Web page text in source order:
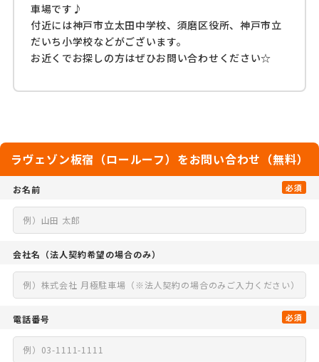
車場です♪
付近には神戸市立太田中学校、須磨区役所、神戸市立
だいち小学校などがございます。
お近くでお探しの方はぜひお問い合わせください☆
ラヴェゾン板宿（ロールーフ）をお問い合わせ（無料）
お名前 必須
会社名 （法人契約希望の場合のみ）
電話番号 必須